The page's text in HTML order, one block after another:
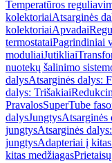
Temperatūros
kolektoriaiAtsarginės
kolektoriaiApvadai
termostataiPagrindiniai
moduliaiJutikliai
nuotekų šalinimo
dalysAtsarginės dalys:
dalys: Trišakiai
PravalosSuperTube
dalysJungtysAtsarginės
jungtysAtsarginės
jungtysAdapteriai į
kitas medžiagas